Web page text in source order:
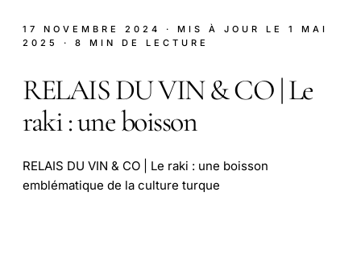
17 NOVEMBRE 2024 · MIS À JOUR LE 1 MAI
2025
· 8 MIN DE LECTURE
RELAIS DU VIN & CO | Le
raki : une boisson
RELAIS DU VIN & CO | Le raki : une boisson
emblématique de la culture turque